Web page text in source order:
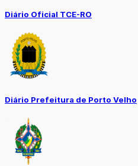
Diário Oficial TCE-RO
Diário Prefeitura de Porto Velho